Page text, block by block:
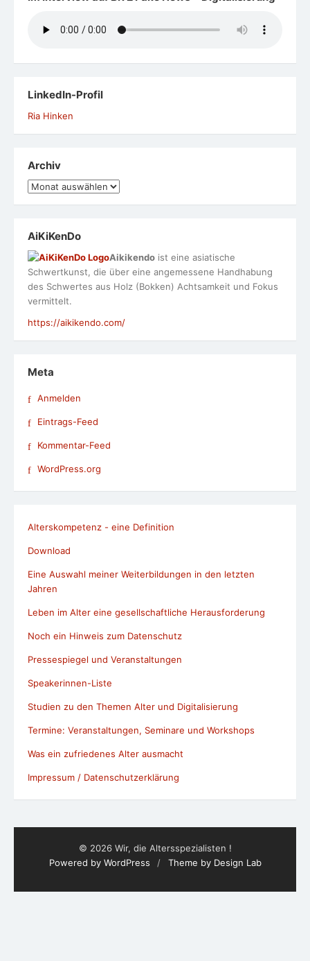
LinkedIn-Profil
Ria Hinken
Archiv
Archiv
AiKiKenDo
Aikikendo ist eine asiatische
Schwertkunst, die über eine angemessene Handhabung
des Schwertes aus Holz (Bokken) Achtsamkeit und Fokus
vermittelt.
https://aikikendo.com/
Meta
Anmelden
Eintrags-Feed
Kommentar-Feed
WordPress.org
Alterskompetenz - eine Definition
Download
Eine Auswahl meiner Weiterbildungen in den letzten
Jahren
Leben im Alter eine gesellschaftliche Herausforderung
Noch ein Hinweis zum Datenschutz
Pressespiegel und Veranstaltungen
Speakerinnen-Liste
Studien zu den Themen Alter und Digitalisierung
Termine: Veranstaltungen, Seminare und Workshops
Was ein zufriedenes Alter ausmacht
Impressum / Datenschutzerklärung
© 2026 Wir, die Altersspezialisten !
Powered by WordPress
/ Theme by Design Lab